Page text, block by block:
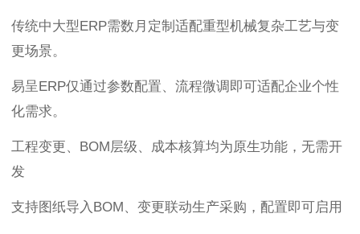
传统中大型ERP需数月定制适配重型机械复杂工艺与变
更场景。
易呈ERP仅通过参数配置、流程微调即可适配企业个性
化需求。
工程变更、BOM层级、成本核算均为原生功能，无需开
发
支持图纸导入BOM、变更联动生产采购，配置即可启用